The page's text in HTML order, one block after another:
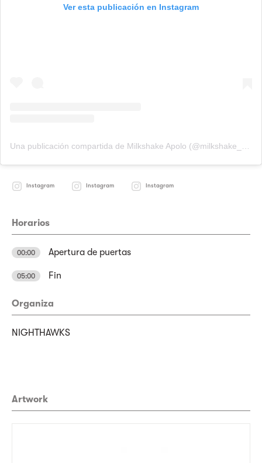
Ver esta publicación en Instagram
Una publicación compartida de Milkshake Apolo (@milkshake_apolo)
Instagram Instagram Instagram
Horarios
00:00 Apertura de puertas
05:00 Fin
Organiza
NIGHTHAWKS
Artwork